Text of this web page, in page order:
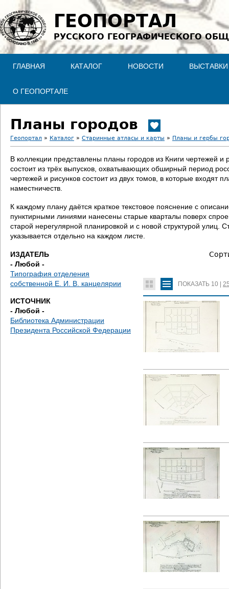
Jump to navigation
ГЕОПОРТАЛ
РУССКОГО ГЕОГРАФИЧЕСКОГО
ГЛАВНАЯ КАТАЛОГ НОВОСТИ ВЫСТАВКИ
О ГЕОПОРТАЛЕ
Планы городов
В
ы
д
е
с
ь
Геопортал » Каталог » Старинные атласы и карты » Планы и гербы
В коллекции представлены планы городов из Книги чертежей
состоит из трёх выпусков, охватывающих обширный период
чертежей и рисунков состоит из двух томов, в которые входят
наместничеств.
К каждому плану даётся краткое текстовое пояснение с
пунктирными линиями нанесены старые кварталы поверх
старой нерегулярной планировкой и с новой структурой
указывается отдельно на каждом листе.
ИЗДАТЕЛЬ
- Любой -
Типография отделения
собственной Е. И. В. канцелярии
ИСТОЧНИК
- Любой -
Библиотека Администрации
Президента Российской Федерации
ПОКАЗАТЬ 10 |